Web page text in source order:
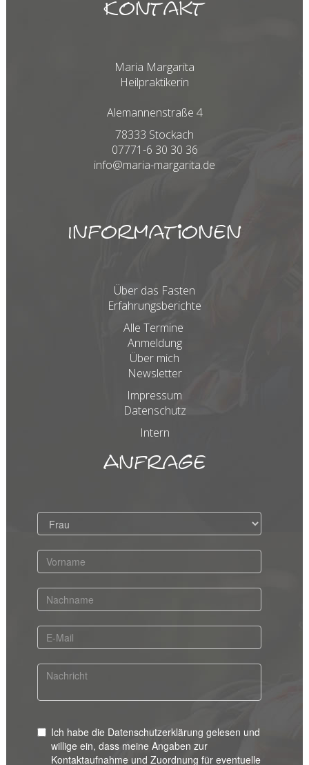
Kontakt
Maria Margarita
Heilpraktikerin
Alemannenstraße 4
78333 Stockach
07771-6 30 30 36
info@maria-margarita.de
Informationen
Über das Fasten
Erfahrungsberichte
Alle Termine
Anmeldung
Über mich
Newsletter
Impressum
Datenschutz
Intern
Anfrage